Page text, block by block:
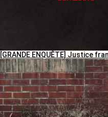
[GRANDE ENQUÊTE] Justice